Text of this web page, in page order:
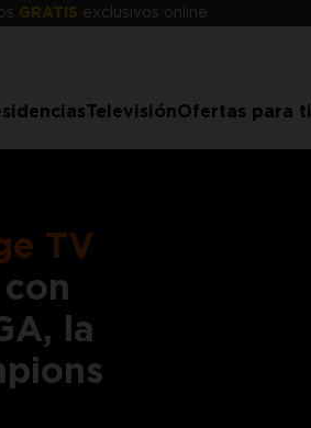
GRATIS exclusivos online
TelevisiónOfertas para ti
TV
con
la